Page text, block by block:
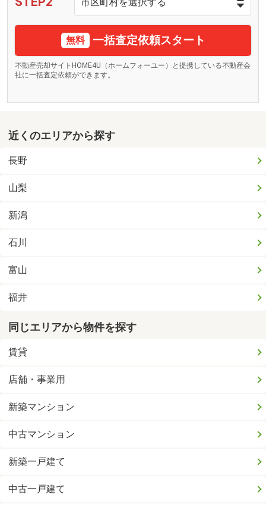
無料 一括査定依頼スタート
不動産売却サイトHOME4U（ホームフォーユー）と提携している不動産会
社に一括査定依頼ができます。
近くのエリアから探す
長野
山梨
新潟
石川
富山
福井
同じエリアから物件を探す
賃貸
店舗・事業用
新築マンション
中古マンション
新築一戸建て
中古一戸建て